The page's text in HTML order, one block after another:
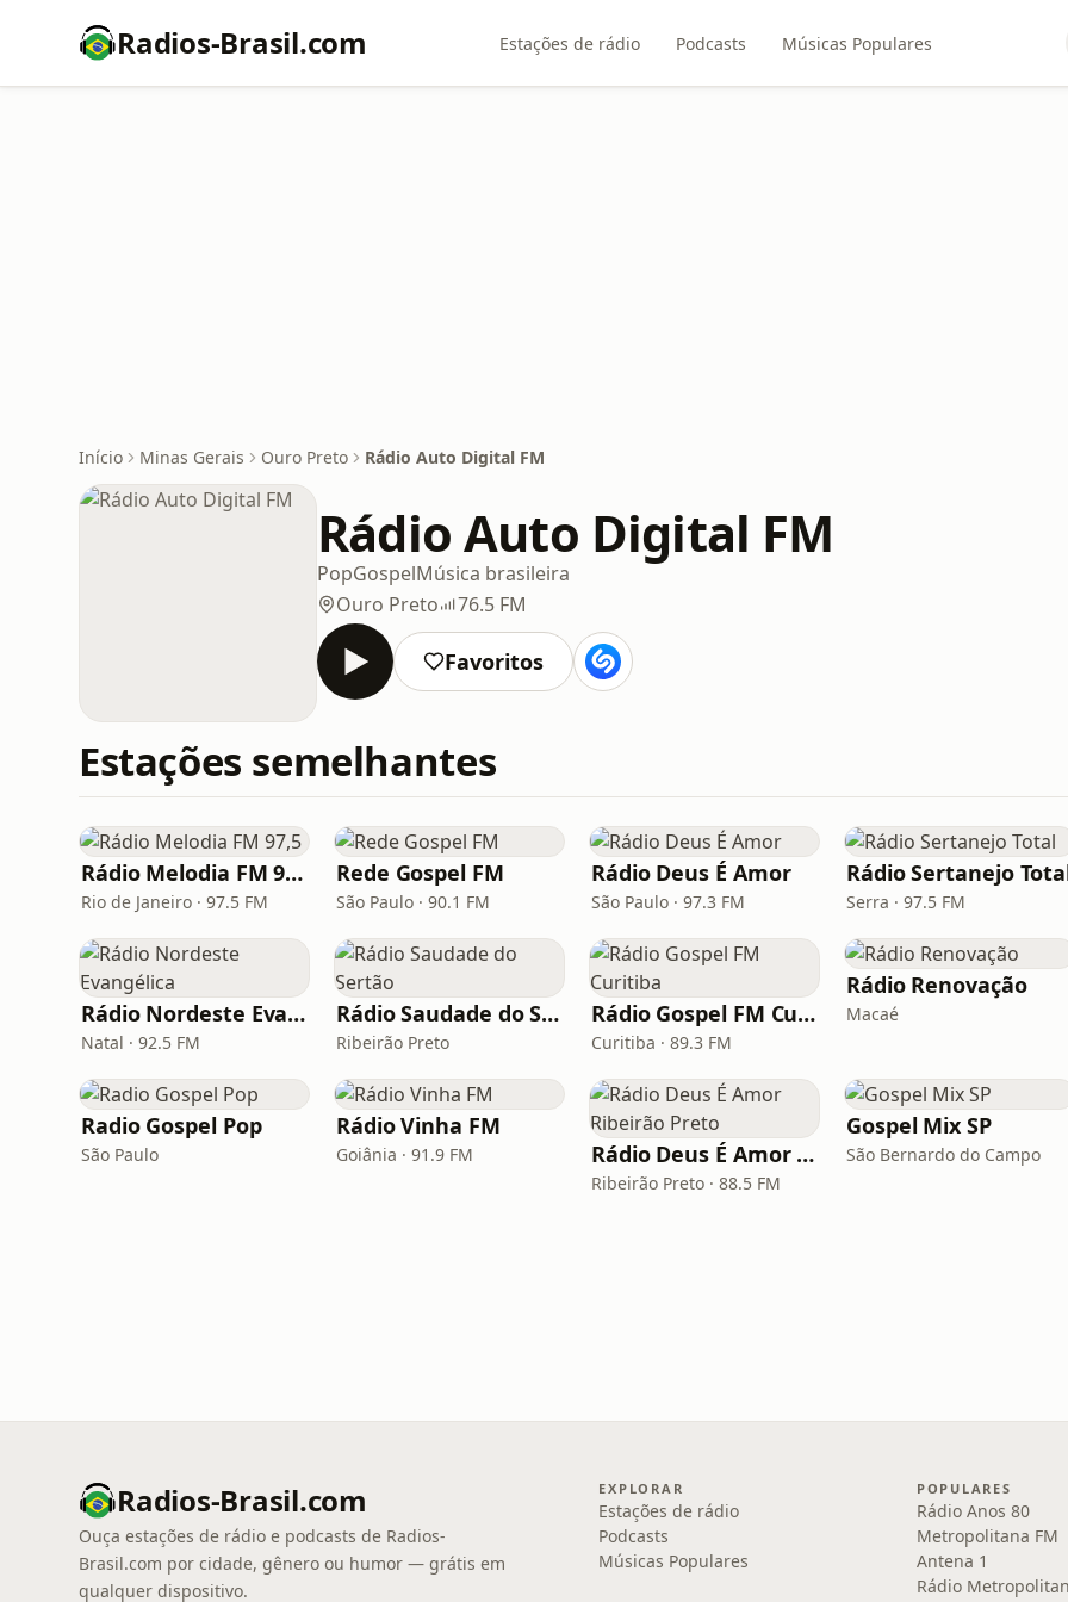
Radios-Brasil.com Estações de rádio Podcasts Músicas Populares
Início Minas Gerais Ouro Preto Rádio Auto Digital FM
Rádio Auto Digital FM
PopGospelMúsica brasileira
Ouro Preto
76.5 FM
Favoritos
Estações semelhantes
Rádio Melodia FM 97,5
Rio de Janeiro · 97.5 FM
Rede Gospel FM
São Paulo · 90.1 FM
Rádio Deus É Amor
São Paulo · 97.3 FM
Rádio Sertanejo
Serra · 97.5 FM
Rádio Nordeste Evangélica
Natal · 92.5 FM
Rádio Saudade do Sertão
Ribeirão Preto
Rádio Gospel FM Curitiba
Curitiba · 89.3 FM
Rádio Renovação
Macaé
Radio Gospel Pop
São Paulo
Rádio Vinha FM
Goiânia · 91.9 FM Rádio Deus É Amor Ribeirão Preto
Ribeirão Preto · 88.5 FM
Gospel Mix SP
São Bernardo do Campo
Radios-Brasil.com
Ouça estações de rádio e podcasts de Radios-
Brasil.com por cidade, gênero ou humor — grátis em
qualquer dispositivo.
EXPLORAR
Estações de rádio
Podcasts
Músicas Populares
POPULARES
Rádio Anos 80
Metropolitana FM
Antena 1
Rádio